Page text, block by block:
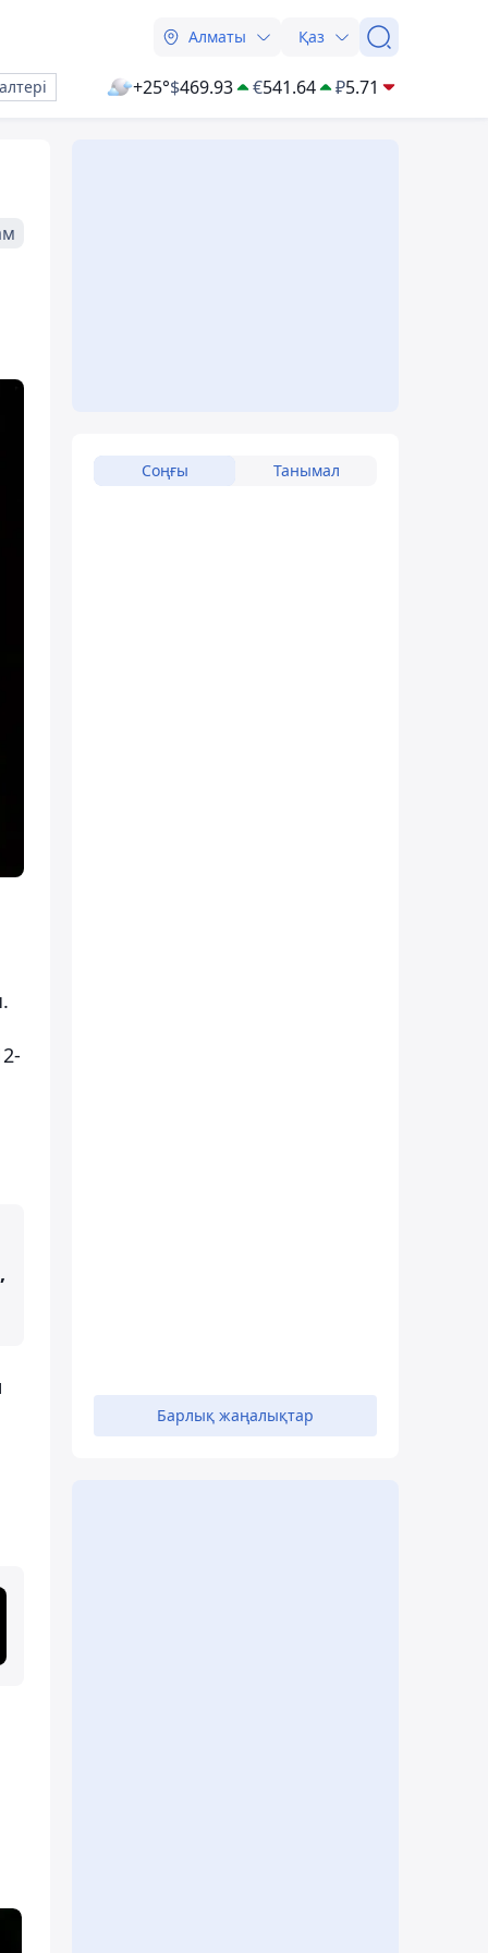
Алматы Қаз
+25°$469.93 €541.64 ₽5.71
Соңғы Танымал
Барлық жаңалықтар